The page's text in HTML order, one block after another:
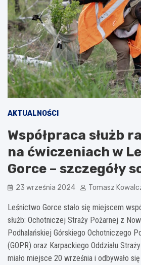
AKTUALNOŚCI
Współpraca służb
na ćwiczeniach w
Gorce – szczegóły
23 września 2024 Tomasz
Leśnictwo Gorce stało się miejscem
służb: Ochotniczej Straży Pożarnej z
Podhalańskiej Górskiego Ochotniczego
(GOPR) oraz Karpackiego Oddziału
miało miejsce 20 września i odbywało